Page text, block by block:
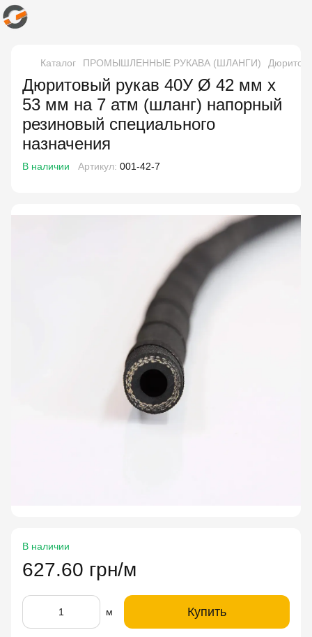
Каталог ПРОМЫШЛЕННЫЕ РУКАВА (ШЛАНГИ)
Дюритовый рукав 40У Ø 42 мм x
53 мм на 7 атм (шланг) напорный
резиновый специального
назначения
В наличии Артикул: 001-42-7
В наличии
627.60 грн/м
м Купить